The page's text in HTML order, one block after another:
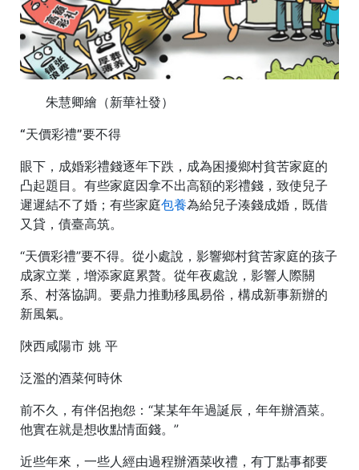
朱慧卿繪（新華社發）
“天價彩禮”要不得
眼下，成婚彩禮錢逐年下跌，成為困擾鄉村貧苦家庭的
凸起題目。有些家庭因拿不出高額的彩禮錢，致使兒子
遲遲結不了婚；有些家庭包養為給兒子湊錢成婚，既借
又貸，債臺高筑。
“天價彩禮”要不得。從小處說，影響鄉村貧苦家庭的孩子
成家立業，增添家庭累贅。從年夜處說，影響人際關
系、村落協調。要鼎力推動移風易俗，構成新事新辦的
新風氣。
陜西咸陽市 姚 平
泛濫的酒菜何時休
前不久，有伴侶抱怨：“某某年年過誕辰，年年辦酒菜。
他實在就是想收點情面錢。”
近些年來，一些人經由過程辦酒菜收禮，有丁點事都要